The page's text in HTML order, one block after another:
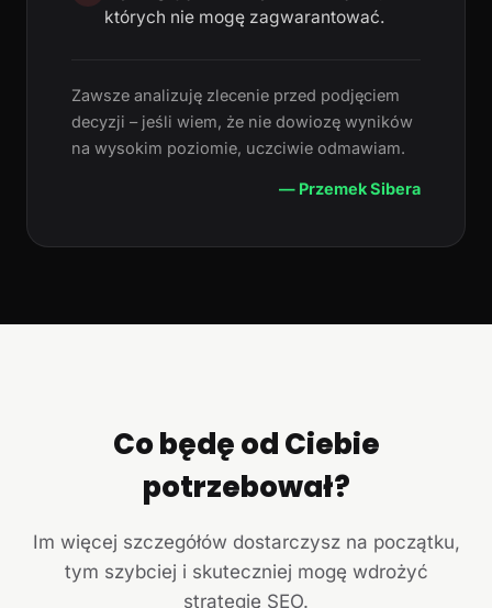
których nie mogę zagwarantować.
Zawsze analizuję zlecenie przed podjęciem
decyzji – jeśli wiem, że nie dowiozę wyników
na wysokim poziomie, uczciwie odmawiam.
— Przemek Sibera
Co będę od Ciebie
potrzebował?
Im więcej szczegółów dostarczysz na początku,
tym szybciej i skuteczniej mogę wdrożyć
strategię SEO.